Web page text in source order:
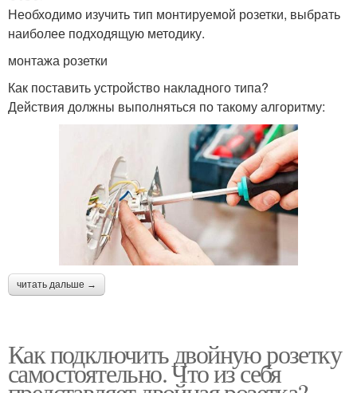
Необходимо изучить тип монтируемой розетки, выбрать
наиболее подходящую методику.
монтажа розетки
Как поставить устройство накладного типа?
Действия должны выполняться по такому алгоритму:
читать дальше →
Как подключить двойную розетку
самостоятельно. Что из себя